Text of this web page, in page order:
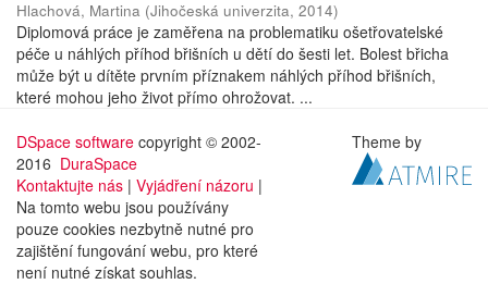
Hlachová, Martina (Jihočeská univerzita, 2014)
Diplomová práce je zaměřena na problematiku ošetřovatelské
péče u náhlých příhod břišních u dětí do šesti let. Bolest břicha
může být u dítěte prvním příznakem náhlých příhod břišních,
které mohou jeho život přímo ohrožovat. ...
DSpace software copyright © 2002-
2016 DuraSpace
Kontaktujte nás | Vyjádření názoru |
Na tomto webu jsou používány
pouze cookies nezbytně nutné pro
zajištění fungování webu, pro které
není nutné získat souhlas.
Theme by